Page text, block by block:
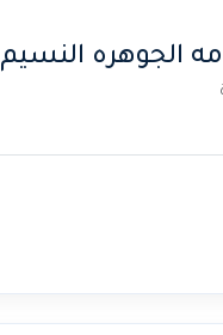
الجوهره النسيم